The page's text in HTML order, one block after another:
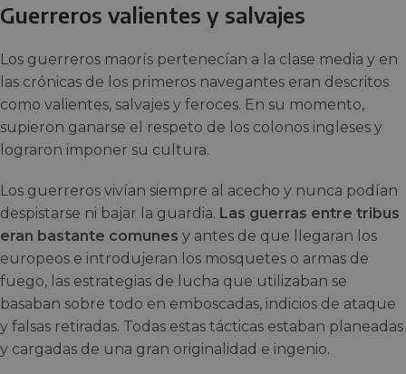
Guerreros valientes y salvajes
Los guerreros maorís pertenecían a la clase media y en
las crónicas de los primeros navegantes eran descritos
como valientes, salvajes y feroces. En su momento,
supieron ganarse el respeto de los colonos ingleses y
lograron imponer su cultura.
Los guerreros vivían siempre al acecho y nunca podían
despistarse ni bajar la guardia. Las guerras entre tribus
eran bastante comunes y antes de que llegaran los
europeos e introdujeran los mosquetes o armas de
fuego, las estrategias de lucha que utilizaban se
basaban sobre todo en emboscadas, indicios de ataque
y falsas retiradas. Todas estas tácticas estaban planeadas
y cargadas de una gran originalidad e ingenio.